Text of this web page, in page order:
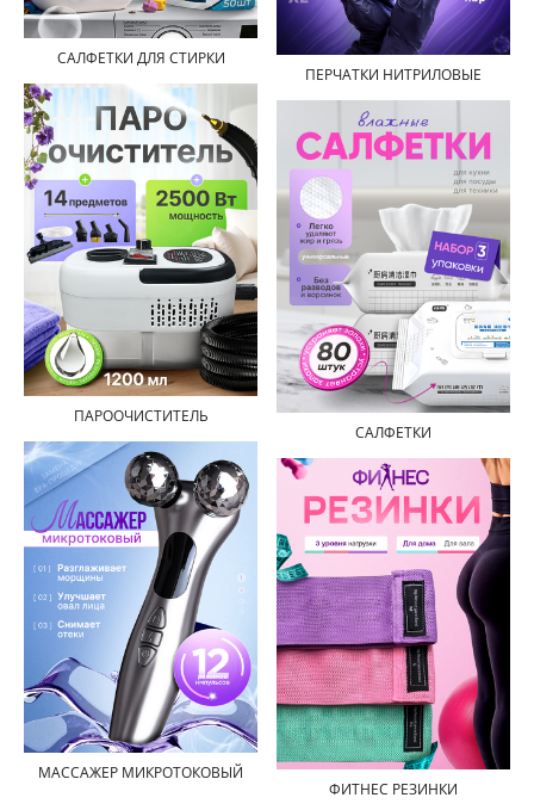
САЛФЕТКИ ДЛЯ СТИРКИ
ПЕРЧАТКИ НИТРИЛОВЫЕ
ПАРООЧИСТИТЕЛЬ
САЛФЕТКИ
МАССАЖЕР МИКРОТОКОВЫЙ
ФИТНЕС РЕЗИНКИ